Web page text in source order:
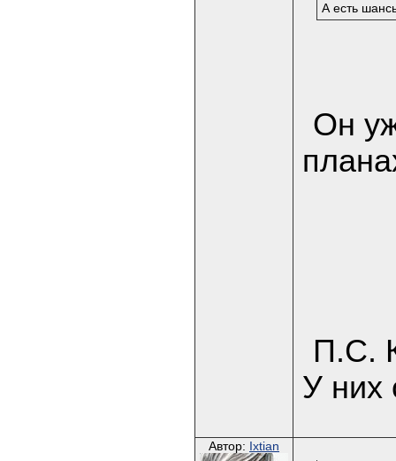
А есть
Он
П.С.
У них
Автор: Ixtian